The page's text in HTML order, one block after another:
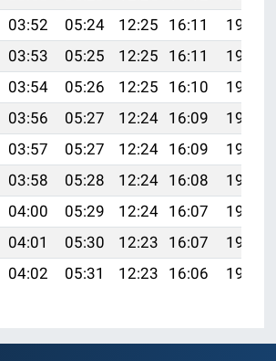
03:52 05:24 12:25 16:11
19:16
03:53 05:25 12:25 16:11
19:15
03:54 05:26 12:25 16:10
19:14
03:56 05:27 12:24 16:09
19:12
03:57 05:27 12:24 16:09
19:11
03:58 05:28 12:24 16:08
19:09
04:00 05:29 12:24 16:07
19:08
04:01 05:30 12:23 16:07
19:06
04:02 05:31 12:23 16:06 19:05